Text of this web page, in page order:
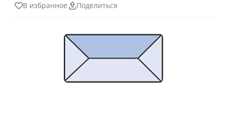
В избранное Поделиться